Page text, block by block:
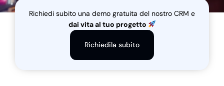
Richiedi subito una demo gratuita del nostro CRM e
dai vita al tuo progetto
Richiedila subito